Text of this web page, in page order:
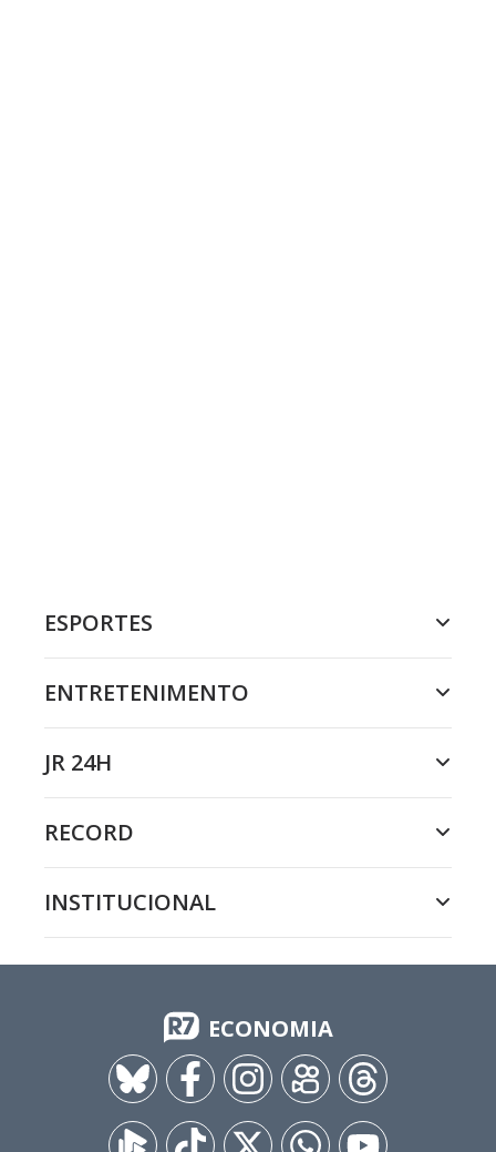
ESPORTES
ENTRETENIMENTO
JR 24H
RECORD
INSTITUCIONAL
ECONOMIA